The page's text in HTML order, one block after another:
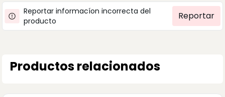
Reportar informacíon incorrecta del
producto
Reportar
Productos relacionados